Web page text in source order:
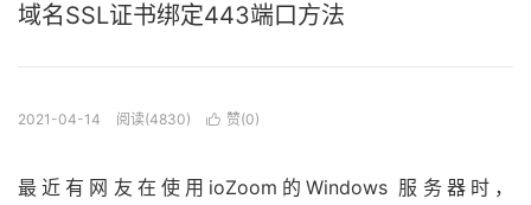
域名SSL证书绑定443端口方法
2021-04-14 阅读(4830)  赞(0)
最近有网友在使用ioZoom的Windows 服务器时，